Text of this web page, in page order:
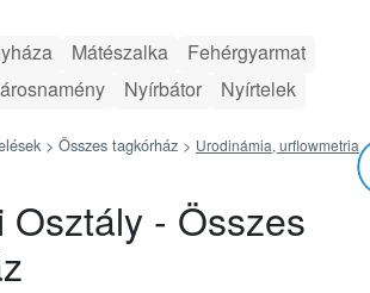
Mátészalka
Fehérgyarmat
Nyírbátor Nyírtelek
> Összes tagkórház > Urodinámia, urflowmetria
Osztály - Összes